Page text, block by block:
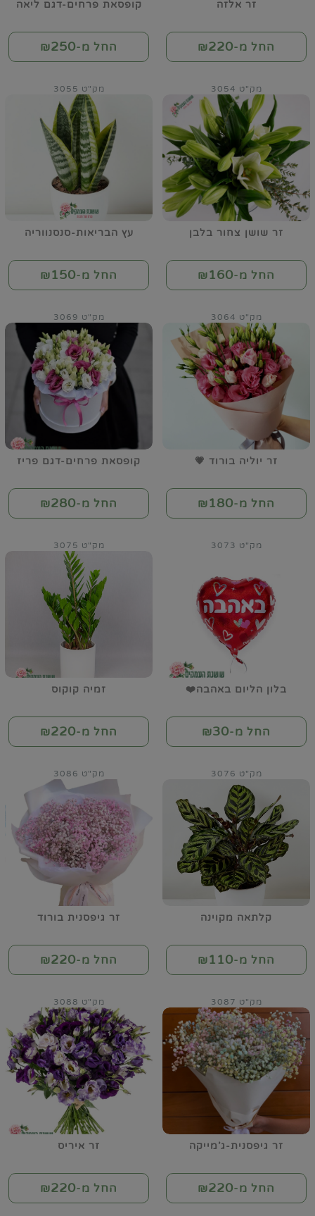
זר אלזה
החל מ-₪220
קופסאת פרחים-דגם ליאה
החל מ-₪250
זר שושן צחור בלבן
מק"ט 3054
החל מ-₪160
עץ הבריאות-סנסנווריה
מק"ט 3055
החל מ-₪150
זר יוליה בורוד 💗
מק"ט 3064
החל מ-₪180
קופסאת פרחים-דגם פריז
מק"ט 3069
החל מ-₪280
בלון הליום באהבה❤️
מק"ט 3073
החל מ-₪30
זמיה קוקוס
מק"ט 3075
החל מ-₪220
קלתאה מקוינה
מק"ט 3076
החל מ-₪110
זר גיפסנית בורוד
מק"ט 3086
החל מ-₪220
זר גיפסנית-ג'מייקה
מק"ט 3087
החל מ-₪220
זר איריס
מק"ט 3088
החל מ-₪220